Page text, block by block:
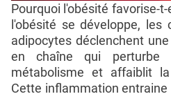
Pourquoi l'obésité favorise-
l'obésité se développe, les
adipocytes déclenchent
en chaîne qui perturbe
métabolisme et affaiblit
Cette inflammation